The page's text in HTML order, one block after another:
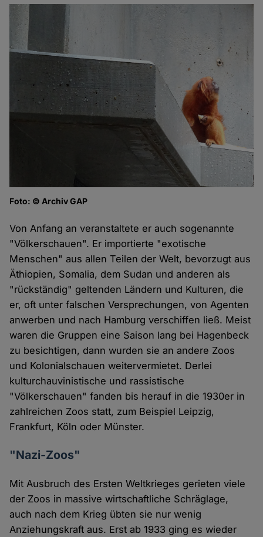
Foto: © Archiv GAP
Von Anfang an veranstaltete er auch sogenannte
"Völkerschauen". Er importierte "exotische
Menschen" aus allen Teilen der Welt, bevorzugt aus
Äthiopien, Somalia, dem Sudan und anderen als
"rückständig" geltenden Ländern und Kulturen, die
er, oft unter falschen Versprechungen, von Agenten
anwerben und nach Hamburg verschiffen ließ. Meist
waren die Gruppen eine Saison lang bei Hagenbeck
zu besichtigen, dann wurden sie an andere Zoos
und Kolonialschauen weitervermietet. Derlei
kulturchauvinistische und rassistische
"Völkerschauen" fanden bis herauf in die 1930er in
zahlreichen Zoos statt, zum Beispiel Leipzig,
Frankfurt, Köln oder Münster.
"Nazi-Zoos"
Mit Ausbruch des Ersten Weltkrieges gerieten viele
der Zoos in massive wirtschaftliche Schräglage,
auch nach dem Krieg übten sie nur wenig
Anziehungskraft aus. Erst ab 1933 ging es wieder